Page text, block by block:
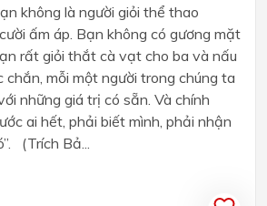
không là người giỏi thể thao
ấm áp. Bạn không có gương mặt
rất giỏi thắt cà vạt cho ba và nấu
chắn, mỗi một người trong chúng ta
những giá trị có sẵn. Và chính
ai hết, phải biết mình, phải nhận
(Trích Bả...